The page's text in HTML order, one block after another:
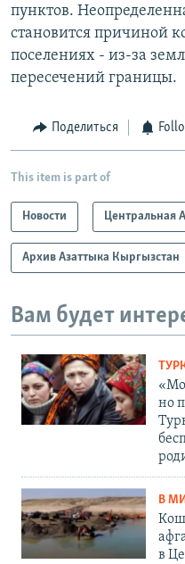
пунктов.
становится причиной
поселениях - из-за
пересечений границы.
Поделиться
This item is part of
Новости Центральная
Архив Азаттыка Кыргызстан
Вам будет
но
В
в